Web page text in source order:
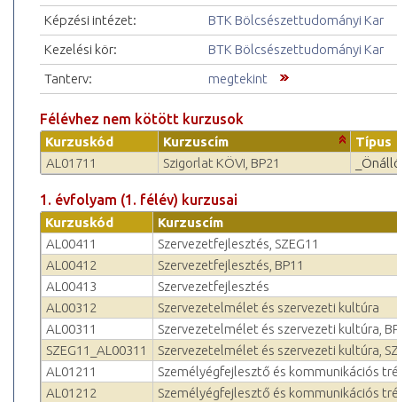
Képzési intézet:
BTK Bölcsészettudományi Kar
Kezelési kör:
BTK Bölcsészettudományi Kar
Tanterv:
megtekint
Félévhez nem kötött kurzusok
Kurzuskód Kurzuscím
Típus
AL01711
Szigorlat KÖVI, BP21
1. évfolyam (1. félév) kurzusai
Kurzuskód
Kurzuscím
AL00411
Szervezetfejlesztés, SZEG11
AL00412
Szervezetfejlesztés, BP11
AL00413
Szervezetfejlesztés
AL00312
Szervezetelmélet és szerveze­ti kultúra
AL00311
Szervezetelmélet és szerveze­ti kultúra,
SZEG11_AL00311
Szervezetelmélet és szerveze­ti kultúra,
AL01211
Személyégfejlesztő és kommunikációs
AL01212
Személyégfejlesztő és kommunikációs